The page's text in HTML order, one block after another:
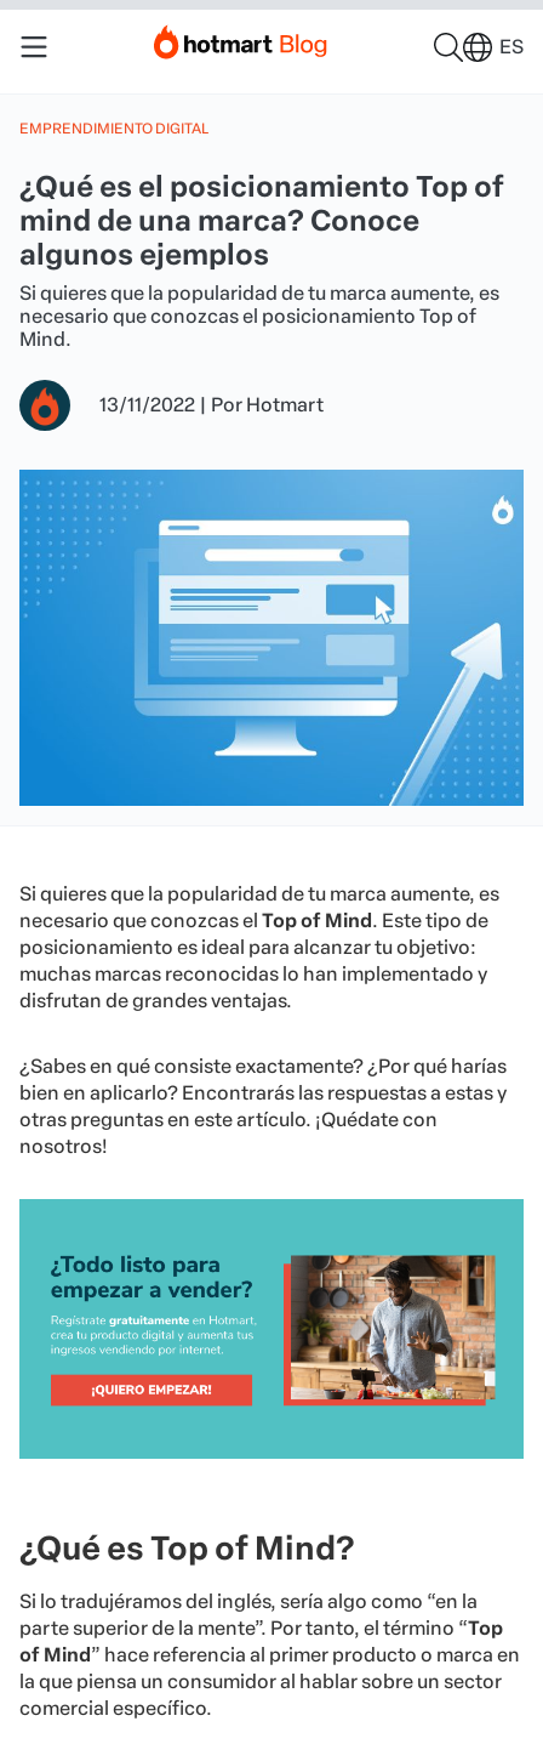
ES
EMPRENDIMIENTO DIGITAL
¿Qué es el posicionamiento Top of
mind de una marca? Conoce
algunos ejemplos
Si quieres que la popularidad de tu marca aumente, es
necesario que conozcas el posicionamiento Top of
Mind.
13/11/2022 | Por Hotmart
Si quieres que la popularidad de tu marca aumente, es
necesario que conozcas el Top of Mind . Este tipo de
posicionamiento es ideal para alcanzar tu objetivo:
muchas marcas reconocidas lo han implementado y
disfrutan de grandes ventajas.
¿Sabes en qué consiste exactamente? ¿Por qué harías
bien en aplicarlo? Encontrarás las respuestas a estas y
otras preguntas en este artículo. ¡Quédate con
nosotros!
¿Qué es Top of Mind?
Si lo tradujéramos del inglés, sería algo como “en la
parte superior de la mente”. Por tanto, el término “Top
of Mind ” hace referencia al primer producto o marca en
la que piensa un consumidor al hablar sobre un sector
comercial específico.